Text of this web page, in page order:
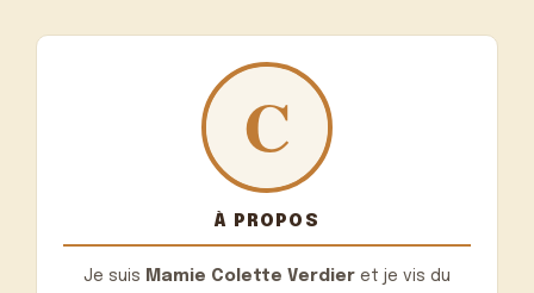
À PROPOS
Je suis Mamie Colette Verdier et je vis du